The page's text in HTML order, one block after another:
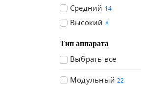
Средний 14
Высокий 8
Тип аппарата
Выбрать всё
Модульный 22